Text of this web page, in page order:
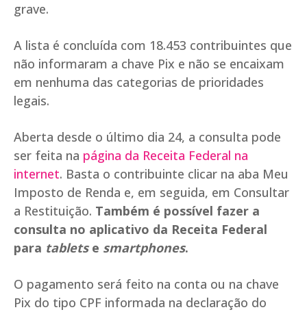
grave.
A lista é concluída com 18.453 contribuintes que
não informaram a chave Pix e não se encaixam
em nenhuma das categorias de prioridades
legais.
Aberta desde o último dia 24, a consulta pode
ser feita na página da Receita Federal na
internet. Basta o contribuinte clicar na aba Meu
Imposto de Renda e, em seguida, em Consultar
a Restituição. Também é possível fazer a
consulta no aplicativo da Receita Federal
para tabletse smartphones.
O pagamento será feito na conta ou na chave
Pix do tipo CPF informada na declaração do